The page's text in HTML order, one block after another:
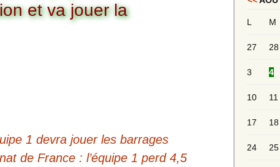
les joueurs
Championnat interclubs
Dames
Equipe Senior 3
Messieurs
et va jouer la
1 devra jouer les barrages
de France : l’équipe 1 perd 4,5
L M
27 28
3 4
10 11
17 18
24 25